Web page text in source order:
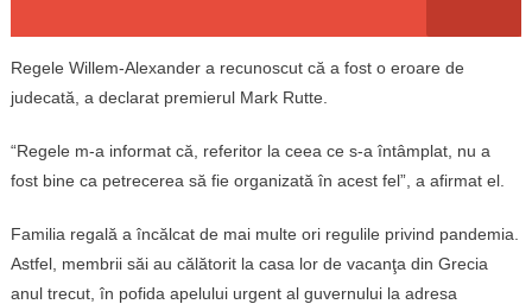
Regele Willem-Alexander a recunoscut că a fost o eroare de
judecată, a declarat premierul Mark Rutte.
“Regele m-a informat că, referitor la ceea ce s-a întâmplat, nu a
fost bine ca petrecerea să fie organizată în acest fel”, a afirmat el.
Familia regală a încălcat de mai multe ori regulile privind pandemia.
Astfel, membrii săi au călătorit la casa lor de vacanţa din Grecia
anul trecut, în pofida apelului urgent al guvernului la adresa